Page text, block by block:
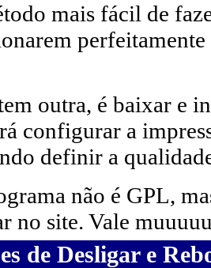
mais fácil de
outra, é baixar e
configurar a
definir a
não é GPL,
no site. Vale
de Desligar e